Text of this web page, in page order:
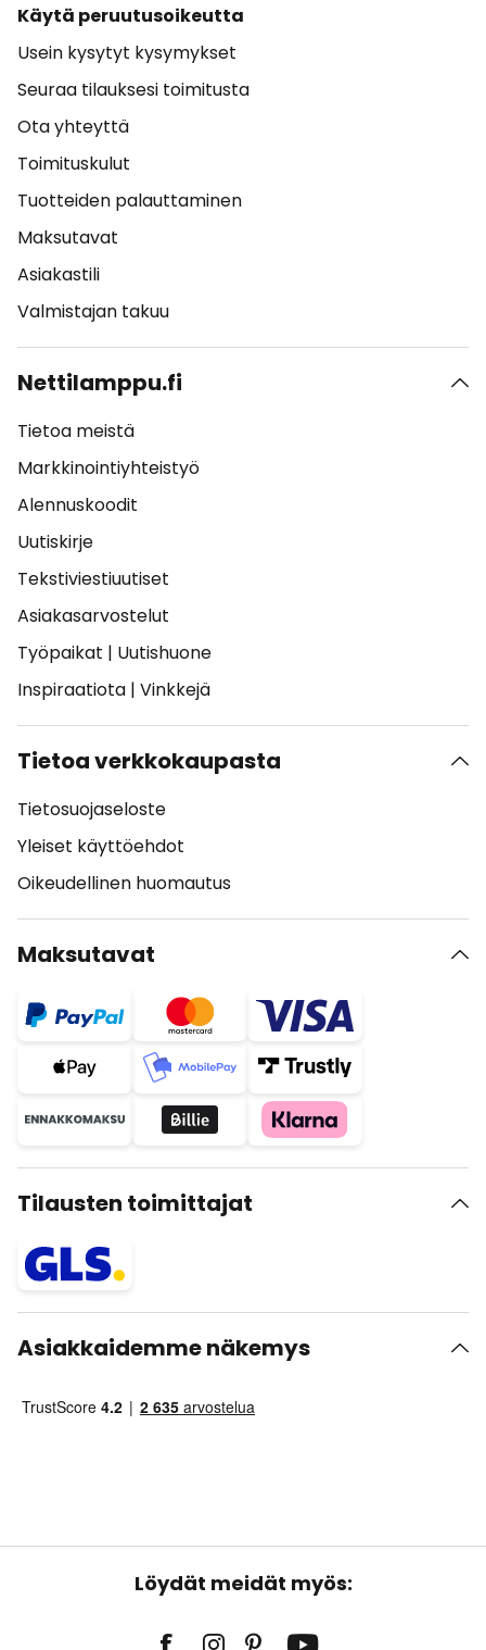
Käytä peruutusoikeutta
Usein kysytyt kysymykset
Seuraa tilauksesi toimitusta
Ota yhteyttä
Toimituskulut
Tuotteiden palauttaminen
Maksutavat
Asiakastili
Valmistajan takuu
Nettilamppu.fi
Tietoa meistä
Markkinointiyhteistyö
Alennuskoodit
Uutiskirje
Tekstiviestiuutiset
Asiakasarvostelut
Työpaikat | Uutishuone
Inspiraatiota | Vinkkejä
Tietoa verkkokaupasta
Tietosuojaseloste
Yleiset käyttöehdot
Oikeudellinen huomautus
Maksutavat
Tilausten toimittajat
Asiakkaidemme näkemys
Löydät meidät myös: